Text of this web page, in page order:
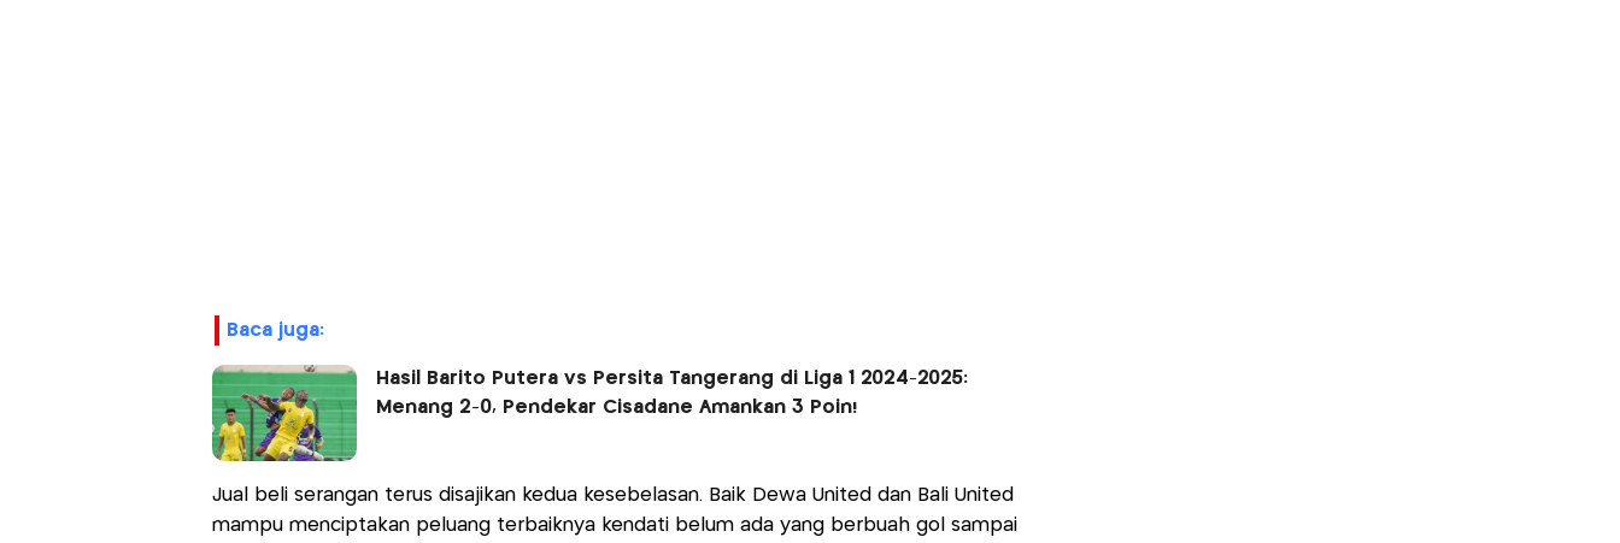
baca juga:
Hasil Barito Putera vs Persita Tangerang di Liga 1 2024-2025:
Menang 2-0, Pendekar Cisadane Amankan 3 Poin!
Jual beli serangan terus disajikan kedua kesebelasan. Baik Dewa United dan Bali United
mampu menciptakan peluang terbaiknya kendati belum ada yang berbuah gol sampai